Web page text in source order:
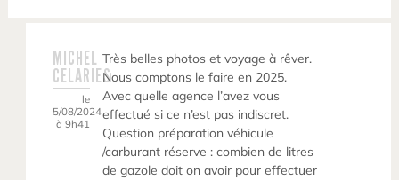
MICHEL
CELARIES
le
5/08/2024
à 9h41
Très belles photos et voyage à rêver.
Nous comptons le faire en 2025.
Avec quelle agence l’avez vous
effectué si ce n’est pas indiscret.
Question préparation véhicule
/carburant réserve : combien de litres
de gazole doit on avoir pour effectuer